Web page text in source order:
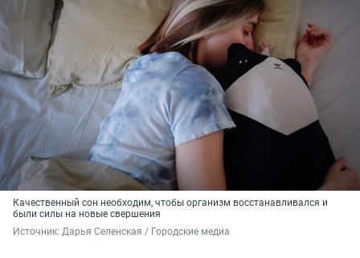
Качественный сон необходим, чтобы организм восстанавливался и
были силы на новые свершения
Источник: Дарья Селенская / Городские медиа